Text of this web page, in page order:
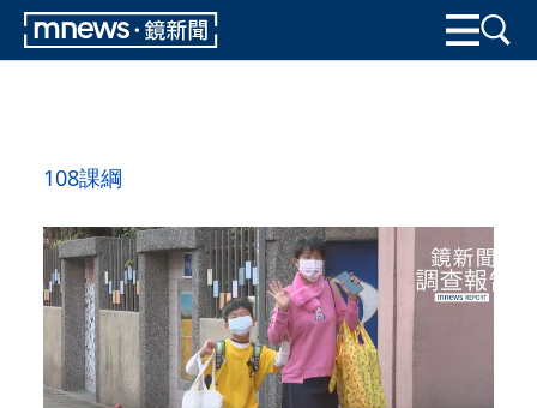
108課綱